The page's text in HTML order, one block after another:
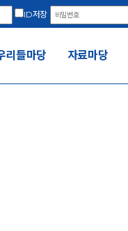
ID저장
리들마당 자료마당